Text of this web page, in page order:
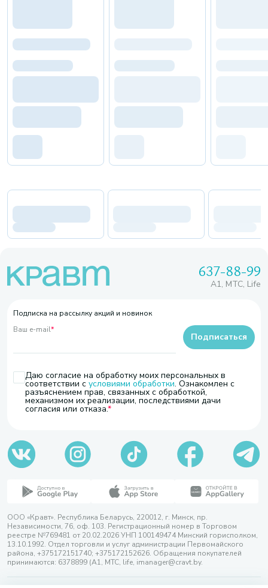
637-88-99
A1, МТС, Life
Подписка на рассылку акций и новинок
Ваш e-mail*
Даю согласие на обработку моих персональных в
соответствии с условиями обработки. Ознакомлен с
разъяснением прав, связанных с обработкой,
механизмом их реализации, последствиями дачи
согласия или отказа.
Подписаться
ООО «Кравт». Республика Беларусь, 220012, г. Минск, пр.
Независимости, 76, оф. 103. Регистрационный номер в Торговом
реестре №769481 от 20.02.2026 УНП 100149474 Минский горисполком,
13.10.1992. Отдел торговли и услуг администрации Первомайского
района, +375172151740; +375172152626. Обращения покупателей
принимаются: 6378899 (А1, МТС, life, imanager@cravt.by.